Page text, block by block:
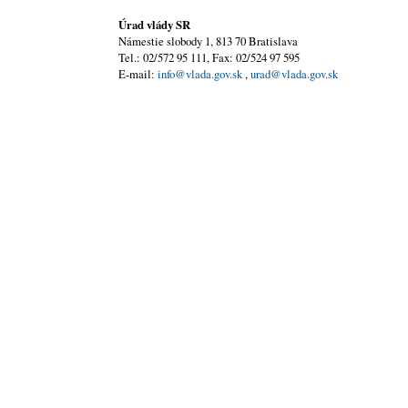
Úrad vlády SR
Námestie slobody 1, 813 70 Bratislava
Tel.: 02/572 95 111, Fax: 02/524 97 595
E-mail: info@vlada.gov.sk,urad@vlada.gov.sk